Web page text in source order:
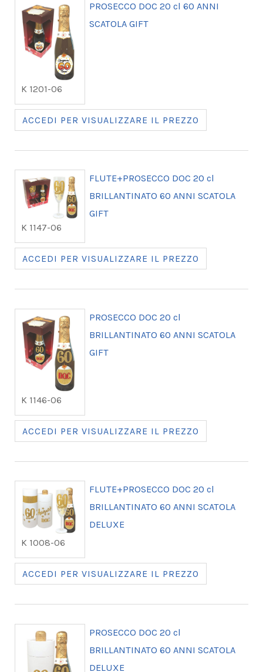
K 1201-06
PROSECCO DOC 20 cl 60 ANNI
SCATOLA GIFT
ACCEDI PER VISUALIZZARE IL PREZZO
K 1147-06
FLUTE+PROSECCO DOC 20 cl
BRILLANTINATO 60 ANNI SCATOLA
GIFT
ACCEDI PER VISUALIZZARE IL PREZZO
K 1146-06
PROSECCO DOC 20 cl
BRILLANTINATO 60 ANNI SCATOLA
GIFT
ACCEDI PER VISUALIZZARE IL PREZZO
K 1008-06
FLUTE+PROSECCO DOC 20 cl
BRILLANTINATO 60 ANNI SCATOLA
DELUXE
ACCEDI PER VISUALIZZARE IL PREZZO
PROSECCO DOC 20 cl
BRILLANTINATO 60 ANNI SCATOLA
DELUXE